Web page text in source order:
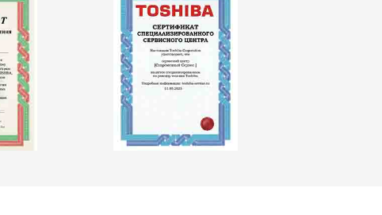
от 2400 ₽ Заказать